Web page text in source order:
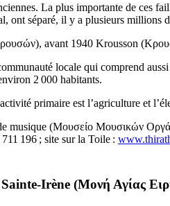
La plus importante de ces
ont séparé, il y a plusieurs millions
), avant 1940 Krousson (
locale qui comprend
2 000 habitants.
primaire est l’agriculture et
musique (Μουσείο Μουσικών
196 ; site sur la Toile :
Irène (Μονή Αγίας